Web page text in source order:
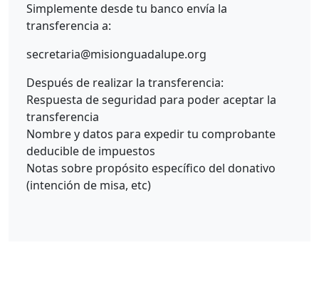
Simplemente desde tu banco envía la
transferencia a:
secretaria@misionguadalupe.org
Después de realizar la transferencia:
Respuesta de seguridad para poder aceptar la
transferencia
Nombre y datos para expedir tu comprobante
deducible de impuestos
Notas sobre propósito específico del donativo
(intención de misa, etc)